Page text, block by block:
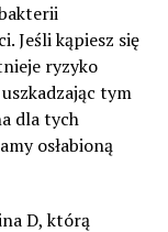
Jeśli kąpiesz się
ryzyko
tym
dla tych
osłabioną
D, którą